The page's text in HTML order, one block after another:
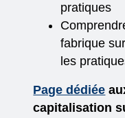
pratiques
fabrique
les
Page dédiée
capitalisation